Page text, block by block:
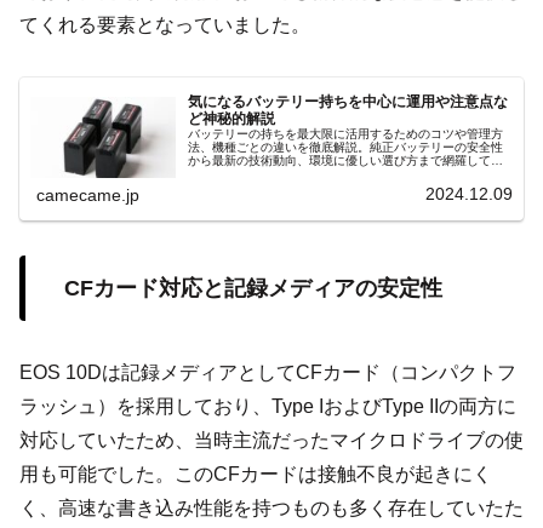
てくれる要素となっていました。
気になるバッテリー持ちを中心に運用や注意点な
ど神秘的解説
バッテリーの持ちを最大限に活用するためのコツや管理方
法、機種ごとの違いを徹底解説。純正バッテリーの安全性
から最新の技術動向、環境に優しい選び方まで網羅してい
camecame.jp 2024.12.09
CFカード対応と記録メディアの安定性
EOS 10Dは記録メディアとしてCFカード（コンパクトフ
ラッシュ）を採用しており、Type IおよびType IIの両方に
対応していたため、当時主流だったマイクロドライブの使
用も可能でした。このCFカードは接触不良が起きにく
く、高速な書き込み性能を持つものも多く存在していたた